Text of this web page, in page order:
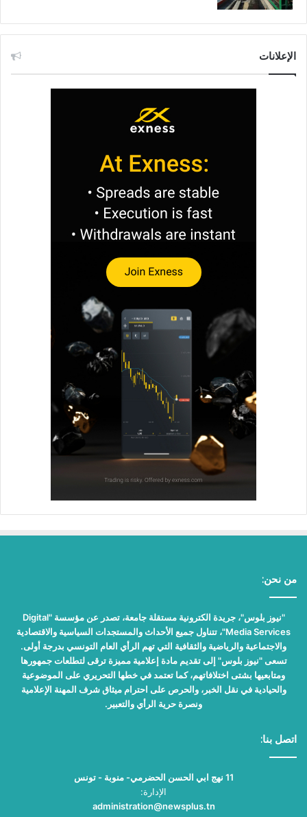
الإعلانات
من نحن:
"نيوز بلوس"، جريدة الكترونية مستقلة جامعة، تصدر عن مؤسسة "Digital
Media Services"، تتناول جميع الأحداث والمستجدات السياسية والاقتصادية
والاجتماعية والرياضية والثقافية التي تهم الرأي العام التونسي بدرجة أولى.
تسعى "نيوز بلوس" إلى تقديم مادة إعلامية مميزة ترقى لتطلعات جمهورها
ومتابعيها بشتى اختلافاتهم، كما تعتمد في خطها التحريري على الموضوعية
والحيادية في نقل الخبر، والحرص على احترام ميثاق شرف المهنة الإعلامية
ونصرة حرية الرأي والتعبير.
اتصل بنا:
11 نهج ابي الحسن الحضرمي- منوبة - تونس
الإدارة:
administration@newsplus.tn